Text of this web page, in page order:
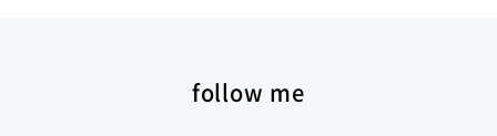
follow me